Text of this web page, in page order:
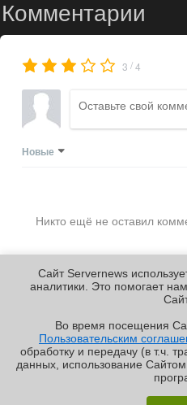
Комментарии
3 /4
Новые
Никто ещё не оставил
Copyright ©2010-2026
Servernews.Пользовательское
соглашение
Сайт Servernews
аналитики. Это помогает
Во время посещения
Пользовательским
обработку и передачу (в т.ч.
данных, использование